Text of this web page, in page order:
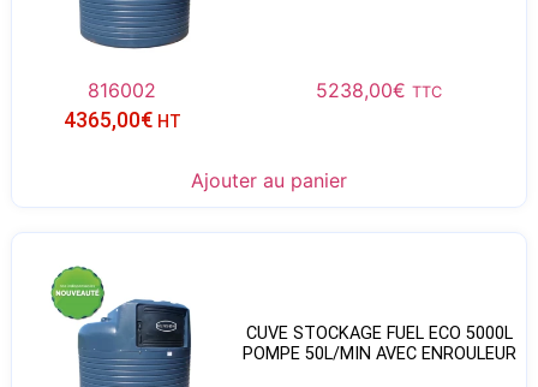
816002 5238,00€ TTC
4365,00€ HT
Ajouter au panier
CUVE STOCKAGE FUEL ECO 5000L
POMPE 50L/MIN AVEC ENROULEUR